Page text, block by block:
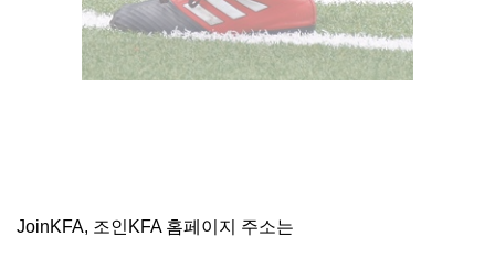
JoinKFA, 조인KFA 홈페이지 주소는